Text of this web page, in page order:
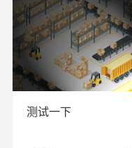
测试一下